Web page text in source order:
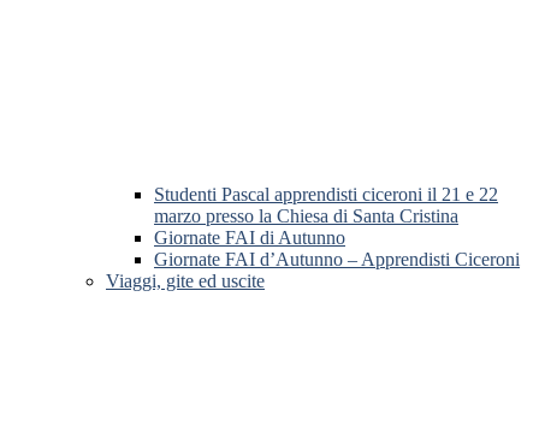
Studenti Pascal apprendisti ciceroni il 21 e 22
marzo presso la Chiesa di Santa Cristina
Giornate FAI di Autunno
Giornate FAI d’Autunno – Apprendisti Ciceroni
Viaggi, gite ed uscite